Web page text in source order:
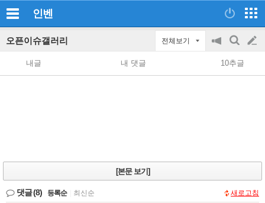
인벤
오픈이슈갤러리 전체보기
공
지
on/off
검
색
글
쓰
내글 내 댓글 10추글
[본문 보기]
댓글(8) 등록순 최신순 새로고침